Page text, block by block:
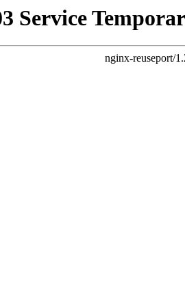
Service
nginx-reuseport/